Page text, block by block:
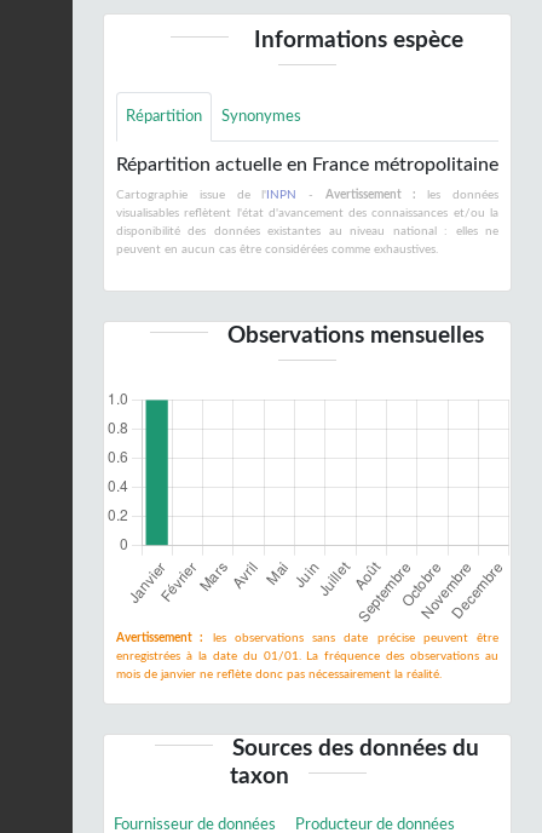
Informations espèce
Répartition Synonymes
Répartition actuelle en France métropolitaine
Cartographie issue de l' INPN - Avertissement : les données
visualisables reflètent l'état d'avancement des connaissances et/ou la
disponibilité des données existantes au niveau national : elles ne
peuvent en aucun cas être considérées comme exhaustives.
Observations mensuelles
Avertissement :
les observations sans date précise peuvent être
enregistrées à la date du 01/01. La fréquence des observations au
mois de janvier ne reflète donc pas nécessairement la réalité.
Sources des données du
taxon
Fournisseur de données Producteur de données